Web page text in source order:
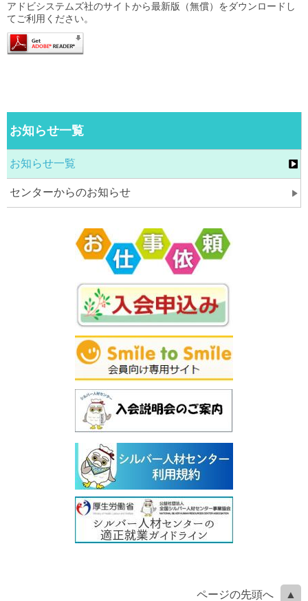
アドビシステムズ社のサイトから最新版（無償）をダウンロードし
てご利用ください。
お知らせ一覧
お知らせ一覧
センターからのお知らせ
ページの先頭へ